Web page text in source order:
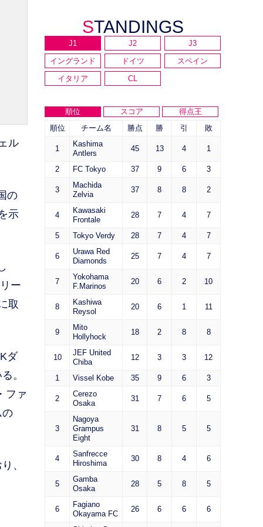
ル
の
示
ー
取
ダ
。
ファ
の
、
STANDINGS
J1 J2
J3
イングランド
ドイツ
スペイン
イタリア
CL
順位 スコア
得点王
順位
チーム名 勝点 勝 引 敗
1
Kashima
Antlers
45 13 4 1
2 FC Tokyo 37 9 6 3
3
Machida
Zelvia
37 8 8 2
4
Kawasaki
Frontale
28 7 4 7
5 Tokyo Verdy 28 7 4 7
6
Urawa Red
Diamonds
25 7 4 7
7
Yokohama
F.Marinos
20 6 2 10
8
Kashiwa
Reysol
20 6 1 11
9
Mito
Hollyhock
18 2 8 8
10
JEF United
Chiba
12 3 3 12
1 Vissel Kobe 35 9 6 3
2
Cerezo
Osaka
31 7 6 5
3
Nagoya
Grampus
Eight
31 8 5 5
4
Sanfrecce
Hiroshima
30 8 4 6
5
Gamba
Osaka
28 5 8 5
6
Fagiano
Okayama FC
26 6 6 6